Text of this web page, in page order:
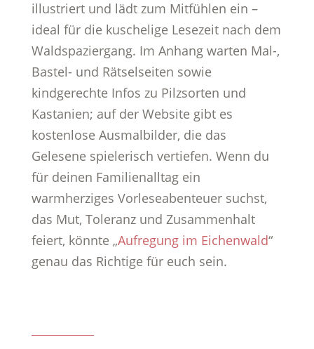
illustriert und lädt zum Mitfühlen ein –
ideal für die kuschelige Lesezeit nach dem
Waldspaziergang. Im Anhang warten Mal-,
Bastel- und Rätselseiten sowie
kindgerechte Infos zu Pilzsorten und
Kastanien; auf der Website gibt es
kostenlose Ausmalbilder, die das
Gelesene spielerisch vertiefen. Wenn du
für deinen Familienalltag ein
warmherziges Vorleseabenteuer suchst,
das Mut, Toleranz und Zusammenhalt
feiert, könnte „Aufregung im Eichenwald“
genau das Richtige für euch sein.